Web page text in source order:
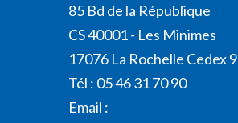
85 Bd de la République
CS 40001 - Les Minimes
17076 La Rochelle Cedex 9
Tél : 05 46 31 70 90
Email :